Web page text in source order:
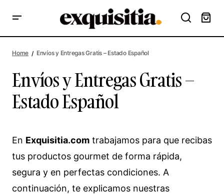
Home Envíos y Entregas Gratis – Estado Español
Envíos y Entregas Gratis –
Estado Español
En Exquisitia.com trabajamos para que recibas
tus productos gourmet de forma rápida,
segura y en perfectas condiciones. A
continuación, te explicamos nuestras